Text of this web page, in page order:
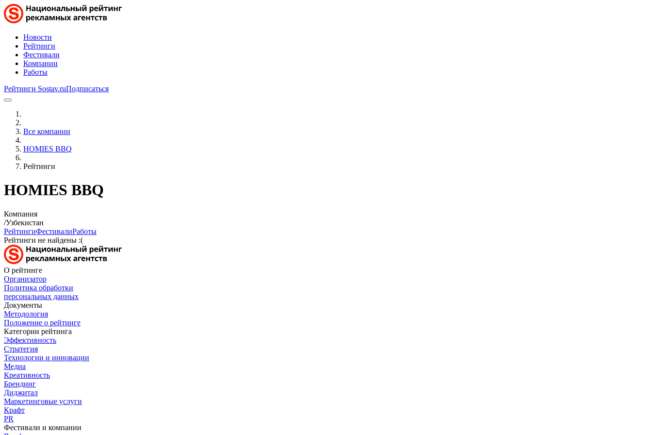
Новости
Рейтинги
Фестивали
Компании
Работы
Рейтинги Sostav.ruПодписаться
Все компании
HOMIES BBQ
Рейтинги
HOMIES BBQ
Компания
/Узбекистан
РейтингиФестивалиРаботы
Рейтинги не найдены :(
О рейтинге
Организатор
Политика обработки
персональных данных
Документы
Методология
Положение о рейтинге
Категории рейтинга
Эффективность
Стратегия
Технологии и инновации
Медиа
Креативность
Брендинг
Диджитал
Маркетинговые услуги
Крафт
PR
Фестивали и компании